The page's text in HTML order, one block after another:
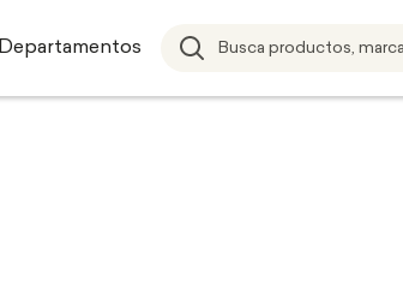
Departamentos